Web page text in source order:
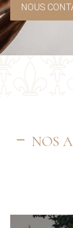
NOUS
NOS